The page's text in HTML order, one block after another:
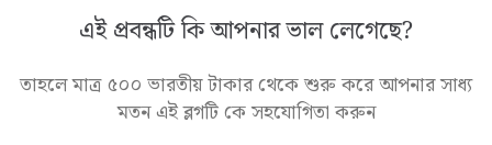
এই প্রবন্ধটি কি আপনার ভাল লেগেছে?
তাহলে মাত্র ৫০০ ভারতীয় টাকার থেকে শুরু করে আপনার সাধ্য
মতন এই ব্লগটি কে সহযোগিতা করুন